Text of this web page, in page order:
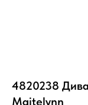
4820238
Maitelynn